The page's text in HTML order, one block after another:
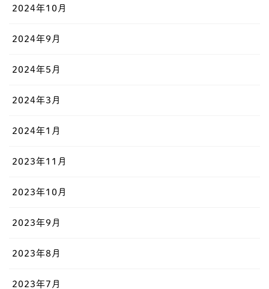
2024年10月
2024年9月
2024年5月
2024年3月
2024年1月
2023年11月
2023年10月
2023年9月
2023年8月
2023年7月